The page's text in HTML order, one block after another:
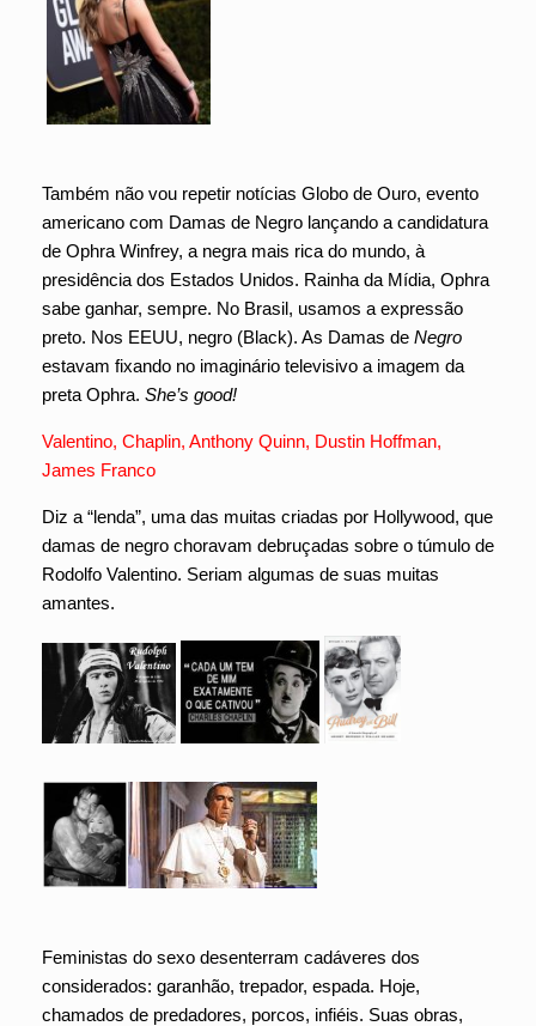
Também não vou repetir notícias Globo de Ouro, evento
americano com Damas de Negro lançando a candidatura
de Ophra Winfrey, a negra mais rica do mundo, à
presidência dos Estados Unidos. Rainha da Mídia, Ophra
sabe ganhar, sempre. No Brasil, usamos a expressão
preto. Nos EEUU, negro (Black). As Damas de Negro
estavam fixando no imaginário televisivo a imagem da
preta Ophra. She’s good!
Valentino, Chaplin, Anthony Quinn, Dustin Hoffman,
James Franco
Diz a “lenda”, uma das muitas criadas por Hollywood, que
damas de negro choravam debruçadas sobre o túmulo de
Rodolfo Valentino. Seriam algumas de suas muitas
amantes.
Feministas do sexo desenterram cadáveres dos
considerados: garanhão, trepador, espada. Hoje,
chamados de predadores, porcos, infiéis. Suas obras,